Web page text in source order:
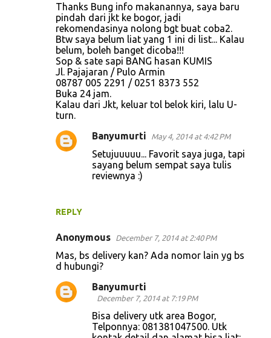
Thanks Bung info makanannya, saya baru
pindah dari jkt ke bogor, jadi
rekomendasinya nolong bgt buat coba2.
Btw saya belum liat yang 1 ini di list... Kalau
belum, boleh banget dicoba!!!
Sop & sate sapi BANG hasan KUMIS
Jl. Pajajaran / Pulo Armin
08787 005 2291 / 0251 8373 552
Buka 24 jam.
Kalau dari Jkt, keluar tol belok kiri, lalu U-
turn.
REPLY
Banyumurti May 4, 2014 at 4:42 PM
Setujuuuuu... Favorit saya juga, tapi
sayang belum sempat saya tulis
reviewnya :)
Anonymous December 7, 2014 at 2:40 PM
Mas, bs delivery kan? Ada nomor lain yg bs
d hubungi?
Banyumurti
December 7, 2014 at 7:19 PM
Bisa delivery utk area Bogor,
Telponnya: 081381047500. Utk